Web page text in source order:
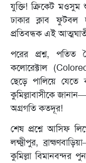
যুক্তি! ক্রিকেট
ঢাকার ক্লাব ফুটবল
প্রতিবন্ধক এই
পরের প্রশ্ন, পতিত
কলোরেক্টাল
ছেড়ে পালিয়ে
কুমিল্লাবাসীকে
অগ্রগতি কতদূর!
শেষ প্রশ্নে আসিফ
লক্ষ্মীপুর,
কুমিল্লা বিমানবন্দর